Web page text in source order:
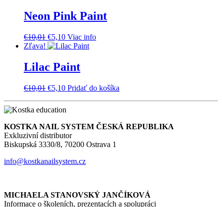
€10,01.€5,10.
Neon Pink Paint
€10,01 Pôvodná
cena
€10,01.
€5,10Aktuálna
cena
€5,10.
Viac info
Zľava!
Lilac Paint
€10,01 Pôvodná
bola:
€10,01.
€5,10Aktuálna
€5,10.
Pridať do košíka
KOSTKA NAIL SYSTEM ČESKÁ REPUBLIKA
Exkluzivní distributor
Biskupská 3330/8, 70200 Ostrava 1
info@kostkanailsystem.cz
MICHAELA STANOVSKÝ JANČÍKOVÁ
Informace o školeních, prezentacích a spolupráci